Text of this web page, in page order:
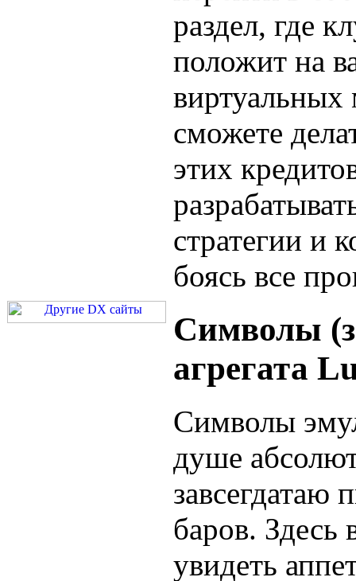
раздел, где
положит на
сможете
этих
стратегии и
боясь все
Символы
агрегата
Символы
душе
завсегдатаю
баров. Здесь
увидеть